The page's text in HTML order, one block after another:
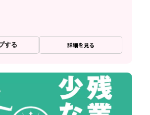
する 詳細を見る